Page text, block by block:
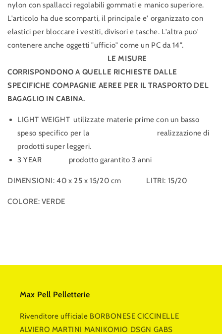
nylon con spallacci regolabili gommati e manico superiore.
L'articolo ha due scomparti, il principale e' organizzato con
elastici per bloccare i vestiti, divisori e tasche. L'altra puo'
contenere anche oggetti "ufficio" come un PC da 14".
LE MISURE
CORRISPONDONO A QUELLE RICHIESTE DALLE
SPECIFICHE COMPAGNIE AEREE PER IL TRASPORTO DEL
BAGAGLIO IN CABINA.
LIGHT WEIGHT utilizzate materie prime con un basso
speso specifico per la realizzazione di
prodotti super leggeri.
3 YEAR prodotto garantito 3 anni
DIMENSIONI: 40 x 25 x 15/20 cm LITRI: 15/20
COLORE: VERDE
Max Pell Pelletterie
Rivenditore ufficiale BORBONESE CICCINELLE
ALVIERO MARTINI MANIKOMIO DSGN GABS